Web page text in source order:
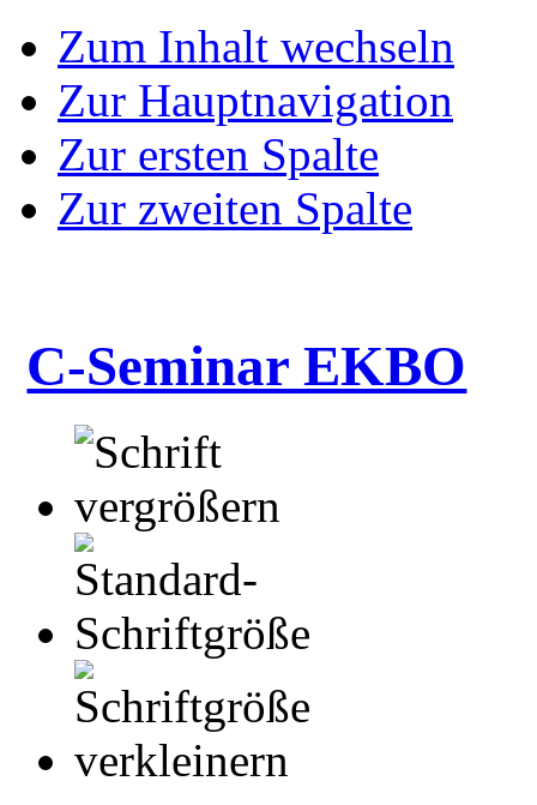
Zum Inhalt wechseln
Zur Hauptnavigation
Zur ersten Spalte
Zur zweiten Spalte
C-Seminar EKBO